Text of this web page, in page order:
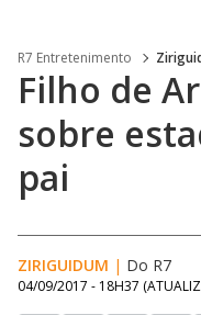
R7 Entretenimento
Filho de
sobre
pai
ZIRIGUIDUM | Do R7
04/09/2017 - 18H37